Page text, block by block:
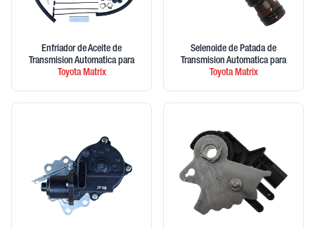
Enfriador de Aceite de
Transmision Automatica para
ToyotaMatrix
Selenoide de Patada de
Transmision Automatica para
ToyotaMatrix